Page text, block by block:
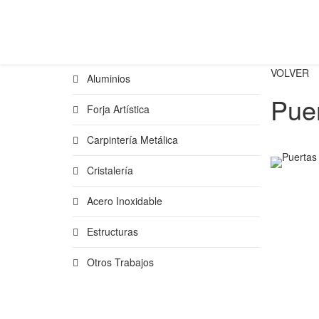
Aluminios
Forja Artística
Carpintería Metálica
Cristalería
Acero Inoxidable
Estructuras
Otros Trabajos
VOLVER